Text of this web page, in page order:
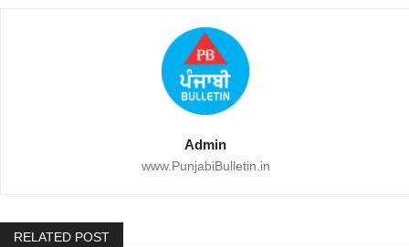
Admin
www.PunjabiBulletin.in
RELATED POST